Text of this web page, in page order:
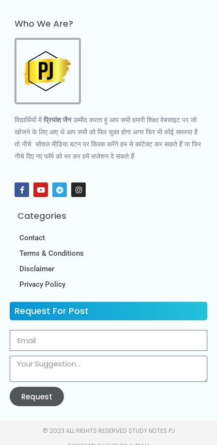
Who We Are?
विद्यार्थियों मेंप्रियांश जैनउम्मीद करता हूं आप सभी हमारी शिक्षा वेबसाइट पर जो
खोजने के लिए आए थे आप सभी को मिल चुका होगा अगर फिर भी कोई समस्या है
तो नीचे सोशल मीडिया बटन पर क्लिक करेंगे हम से कांटेक्ट कर सकते हैं या फिर
नीचे दिए गए फॉर्म को भर कर हमें सजेशन दे सकते हैं
Categories
Contact
Terms & Conditions
Disclaimer
Privacy Policy
Request For Post
Request
© 2023 ALL RIGHTS RESERVED​ STUDY NOTES PJ